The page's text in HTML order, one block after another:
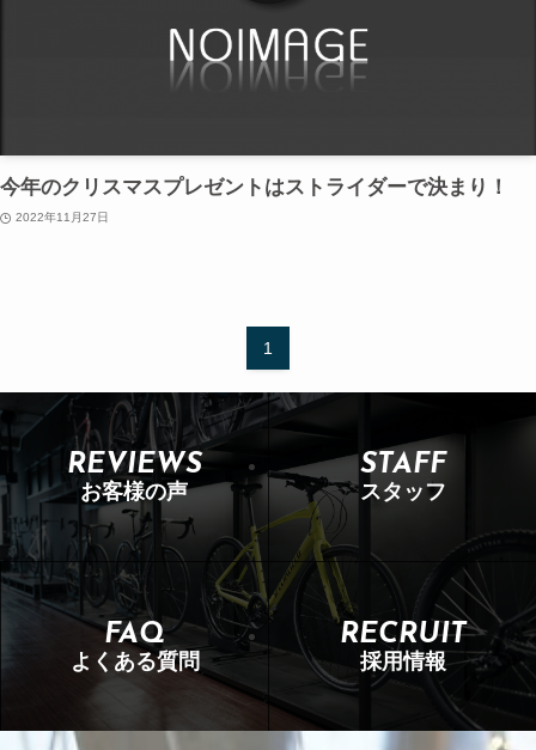
今年のクリスマスプレゼントはストライダーで決まり！
2022年11月27日
1
REVIEWS
お客様の声
STAFF
スタッフ
FAQ
よくある質問
RECRUIT
採用情報